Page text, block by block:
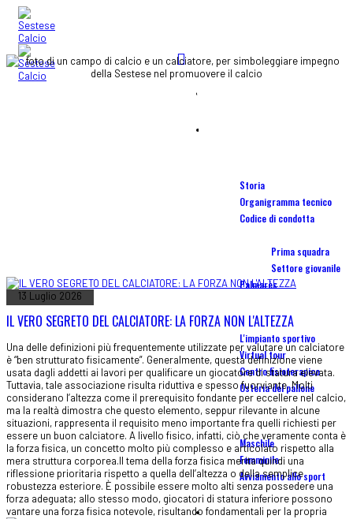
Storia
Organigramma tecnico
Codice di condotta
Prima squadra
Settore giovanile
Palmarès
Stadio Torrini
L'impianto sportivo
Virtual tour
Centro fisioterapico
Osteria del pallone
Scuola Calcio
Maschile
Femminile
Avviamento allo sport
Camp
STADIO
OSTERIA DEL PALLONE
13 Luglio 2026
IL VERO SEGRETO DEL CALCIATORE: LA FORZA NON L'ALTEZZA
Una delle definizioni più frequentemente utilizzate per valutare un calciatore
è “ben strutturato fisicamente”. Generalmente, questa definizione viene
usata dagli addetti ai lavori per qualificare un giocatore di statura elevata.
Tuttavia, tale associazione risulta riduttiva e spesso fuorviante. Molti
considerano l’altezza come il prerequisito fondante per eccellere nel calcio,
ma la realtà dimostra che questo elemento, seppur rilevante in alcune
situazioni, rappresenta il requisito meno importante fra quelli richiesti per
essere un buon calciatore. A livello fisico, infatti, ciò che veramente conta è
la forza fisica, un concetto molto più complesso e articolato rispetto alla
mera struttura corporea.Il tema della forza fisica merita quindi una
riflessione prioritaria rispetto a quella dell’altezza o della semplice
robustezza esteriore. È possibile essere molto alti senza possedere una
forza adeguata; allo stesso modo, giocatori di statura inferiore possono
vantare una forza fisica notevole, risultando fondamentali per la propria